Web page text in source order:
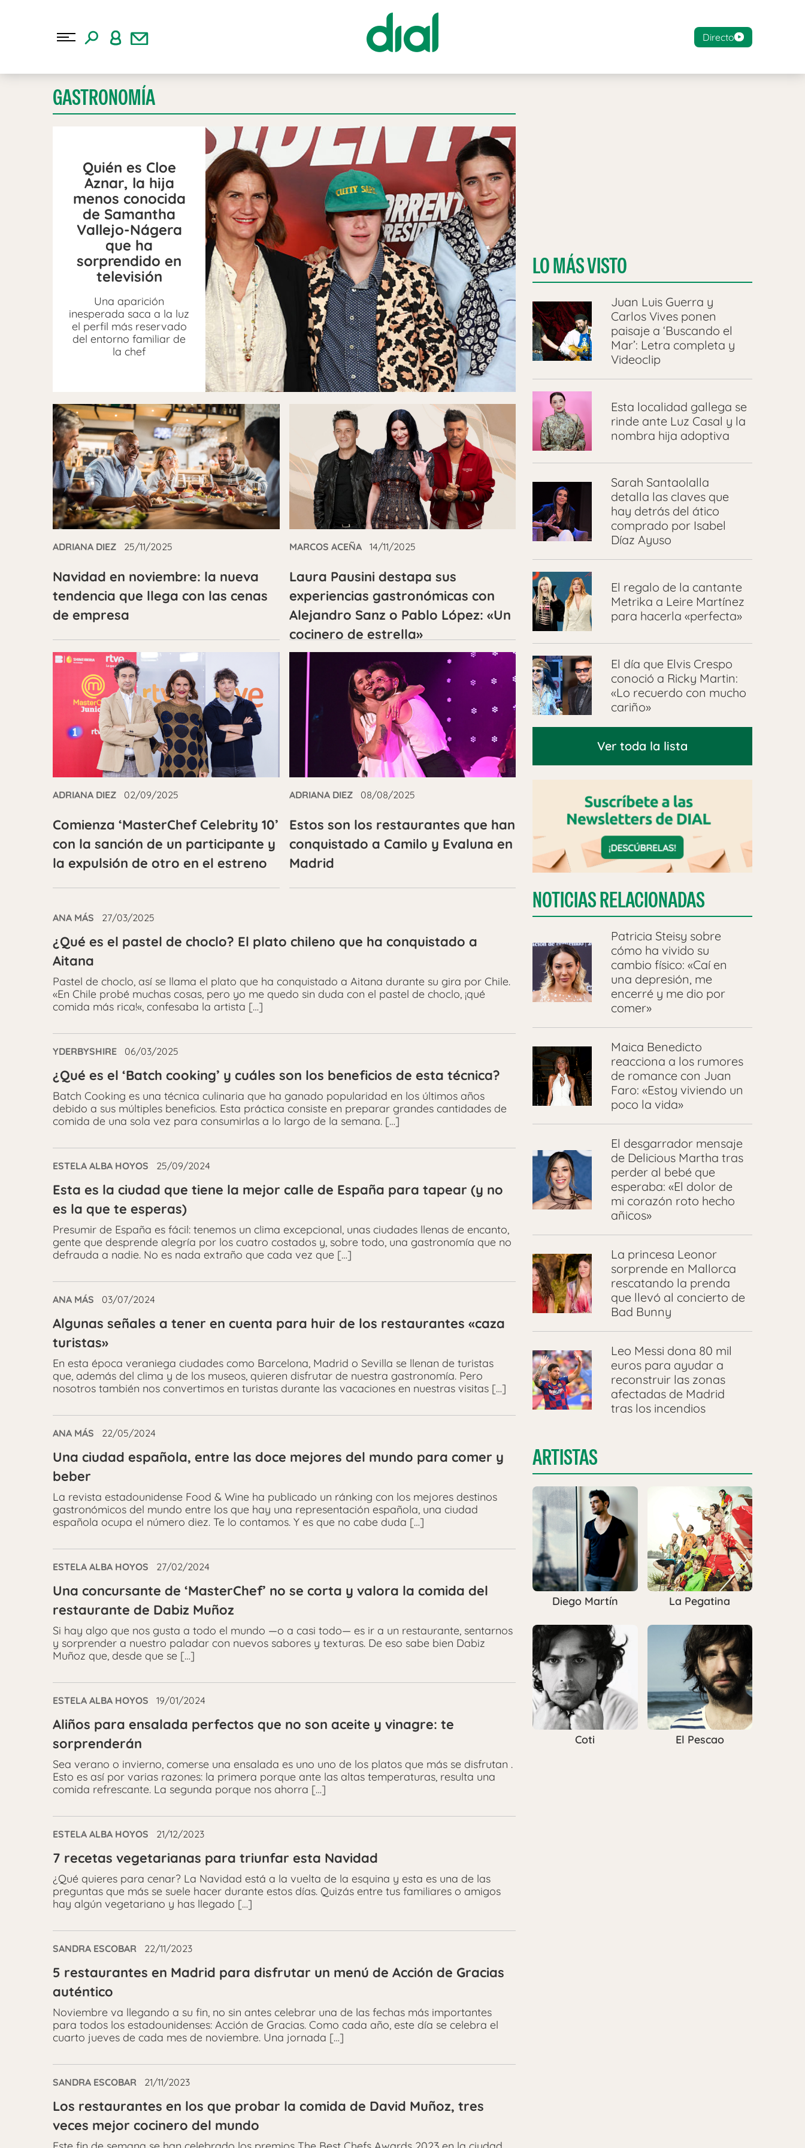
Directo
GASTRONOMÍA
Quién es Cloe
Aznar, la hija
menos conocida
de Samantha
Vallejo-Nágera
que ha
sorprendido en
televisión
Una aparición
inesperada saca a la luz
el perfil más reservado
del entorno familiar de
la chef
ADRIANA DIEZ 25/11/2025
Navidad en noviembre: la nueva
tendencia que llega con las cenas
de empresa
MARCOS ACEÑA 14/11/2025
Laura Pausini destapa sus
experiencias gastronómicas con
Alejandro Sanz o Pablo López: «Un
cocinero de estrella»
ADRIANA DIEZ 02/09/2025
Comienza ‘MasterChef Celebrity 10’
con la sanción de un participante y
la expulsión de otro en el estreno
ADRIANA DIEZ 08/08/2025
Estos son los restaurantes que han
conquistado a Camilo y Evaluna en
Madrid
ANA MÁS 27/03/2025
¿Qué es el pastel de choclo? El plato chileno que ha conquistado a
Aitana
Pastel de choclo, así se llama el plato que ha conquistado a Aitana durante su gira por Chile.
«En Chile probé muchas cosas, pero yo me quedo sin duda con el pastel de choclo, ¡qué
comida más rica!«, confesaba la artista […]
YDERBYSHIRE 06/03/2025
¿Qué es el ‘Batch cooking’ y cuáles son los beneficios de esta técnica?
Batch Cooking es una técnica culinaria que ha ganado popularidad en los últimos años
debido a sus múltiples beneficios. Esta práctica consiste en preparar grandes cantidades de
comida de una sola vez para consumirlas a lo largo de la semana. […]
ESTELA ALBA HOYOS 25/09/2024
Esta es la ciudad que tiene la mejor calle de España para tapear (y no
es la que te esperas)
Presumir de España es fácil: tenemos un clima excepcional, unas ciudades llenas de encanto,
gente que desprende alegría por los cuatro costados y, sobre todo, una gastronomía que no
defrauda a nadie. No es nada extraño que cada vez que […]
ANA MÁS 03/07/2024
Algunas señales a tener en cuenta para huir de los restaurantes «caza
turistas»
En esta época veraniega ciudades como Barcelona, Madrid o Sevilla se llenan de turistas
que, además del clima y de los museos, quieren disfrutar de nuestra gastronomía. Pero
nosotros también nos convertimos en turistas durante las vacaciones en nuestras visitas […]
ANA MÁS 22/05/2024
Una ciudad española, entre las doce mejores del mundo para comer y
beber
La revista estadounidense Food & Wine ha publicado un ránking con los mejores destinos
gastronómicos del mundo entre los que hay una representación española, una ciudad
española ocupa el número diez. Te lo contamos. Y es que no cabe duda […]
ESTELA ALBA HOYOS 27/02/2024
Una concursante de ‘MasterChef’ no se corta y valora la comida del
restaurante de Dabiz Muñoz
Si hay algo que nos gusta a todo el mundo —o a casi todo— es ir a un restaurante, sentarnos
y sorprender a nuestro paladar con nuevos sabores y texturas. De eso sabe bien Dabiz
Muñoz que, desde que se […]
ESTELA ALBA HOYOS 19/01/2024
Aliños para ensalada perfectos que no son aceite y vinagre: te
sorprenderán
Sea verano o invierno, comerse una ensalada es uno uno de los platos que más se disfrutan .
Esto es así por varias razones: la primera porque ante las altas temperaturas, resulta una
comida refrescante. La segunda porque nos ahorra […]
ESTELA ALBA HOYOS 21/12/2023
7 recetas vegetarianas para triunfar esta Navidad
¿Qué quieres para cenar? La Navidad está a la vuelta de la esquina y esta es una de las
preguntas que más se suele hacer durante estos días. Quizás entre tus familiares o amigos
hay algún vegetariano y has llegado […]
SANDRA ESCOBAR 22/11/2023
5 restaurantes en Madrid para disfrutar un menú de Acción de Gracias
auténtico
Noviembre va llegando a su fin, no sin antes celebrar una de las fechas más importantes
para todos los estadounidenses: Acción de Gracias. Como cada año, este día se celebra el
cuarto jueves de cada mes de noviembre. Una jornada […]
SANDRA ESCOBAR 21/11/2023
Los restaurantes en los que probar la comida de David Muñoz, tres
veces mejor cocinero del mundo
LO MÁS VISTO
Juan Luis Guerra y
Carlos Vives ponen
paisaje a ‘Buscando el
Mar’: Letra completa y
Videoclip
Esta localidad gallega se
rinde ante Luz Casal y la
nombra hija adoptiva
Sarah Santaolalla
detalla las claves que
hay detrás del ático
comprado por Isabel
Díaz Ayuso
El regalo de la cantante
Metrika a Leire Martínez
para hacerla «perfecta»
El día que Elvis Crespo
conoció a Ricky Martin:
«Lo recuerdo con mucho
cariño»
Ver toda la lista
NOTICIAS RELACIONADAS
Patricia Steisy sobre
cómo ha vivido su
cambio físico: «Caí en
una depresión, me
encerré y me dio por
comer»
Maica Benedicto
reacciona a los rumores
de romance con Juan
Faro: «Estoy viviendo un
poco la vida»
El desgarrador mensaje
de Delicious Martha tras
perder al bebé que
esperaba: «El dolor de
mi corazón roto hecho
añicos»
La princesa Leonor
sorprende en Mallorca
rescatando la prenda
que llevó al concierto de
Bad Bunny
Leo Messi dona 80 mil
euros para ayudar a
reconstruir las zonas
afectadas de Madrid
tras los incendios
ARTISTAS
Diego Martín La Pegatina
Coti El Pescao